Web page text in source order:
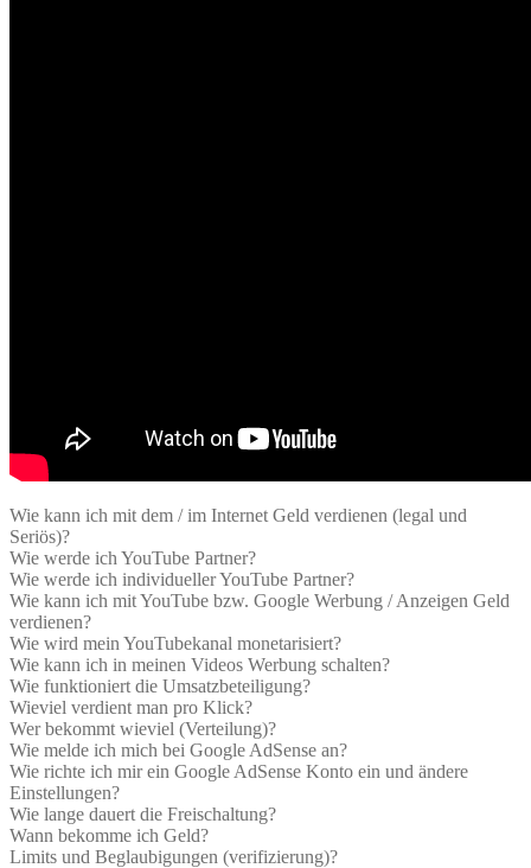
Wie kann ich mit dem / im Internet Geld verdienen (legal und
Seriös)?
Wie werde ich YouTube Partner?
Wie werde ich individueller YouTube Partner?
Wie kann ich mit YouTube bzw. Google Werbung / Anzeigen Geld
verdienen?
Wie wird mein YouTubekanal monetarisiert?
Wie kann ich in meinen Videos Werbung schalten?
Wie funktioniert die Umsatzbeteiligung?
Wieviel verdient man pro Klick?
Wer bekommt wieviel (Verteilung)?
Wie melde ich mich bei Google AdSense an?
Wie richte ich mir ein Google AdSense Konto ein und ändere
Einstellungen?
Wie lange dauert die Freischaltung?
Wann bekomme ich Geld?
Limits und Beglaubigungen (verifizierung)?